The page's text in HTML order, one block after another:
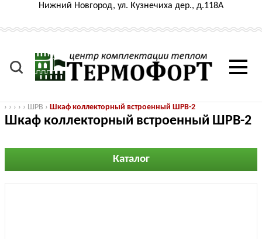
Нижний Новгород, ул. Кузнечиха дер., д.118А
› › › › › ШРВ › Шкаф коллекторный встроенный ШРВ-2
Шкаф коллекторный встроенный ШРВ-2
Каталог